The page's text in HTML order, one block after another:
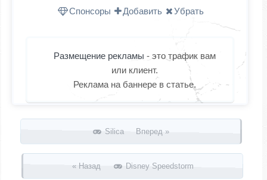
Спонсоры Добавить Убрать
Размещение рекламы - это трафик вам
или клиент.
Реклама на баннере в статье.
Запись навигация
Silica Вперед »
« Назад Disney Speedstorm